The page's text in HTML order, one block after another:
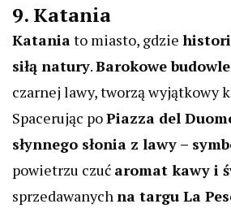
9. Katania
Katania to miasto, gdzie
siłą natury.Barokowe budowle
czarnej lawy, tworzą wyjątkowy
Spacerując poPiazza del
słynnego słonia z lawy –
powietrzu czuć aromat kawy i
sprzedawanych na targu La